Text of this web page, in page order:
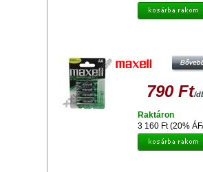
790 Ft/
3 160 Ft (20%
Raktáron